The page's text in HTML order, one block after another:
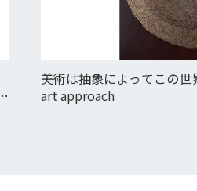
美術は抽象によってこの
art approach